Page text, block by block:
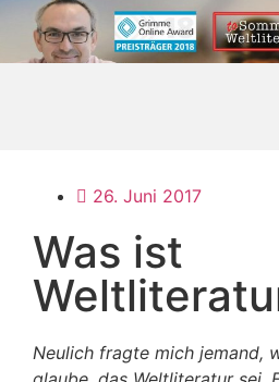
26. Juni 2017
Was ist
Neulich fragte mich jemand,